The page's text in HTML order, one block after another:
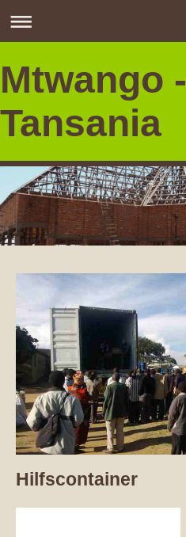
Mtwango -
Tansania
Hilfscontainer